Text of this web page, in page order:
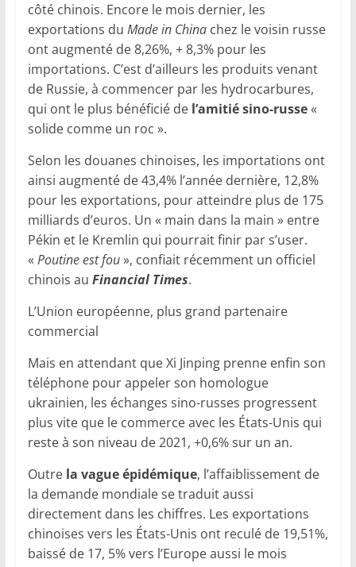
côté chinois. Encore le mois dernier, les
exportations du Made in Chinachez le voisin russe
ont augmenté de 8,26%, + 8,3% pour les
importations. C’est d’ailleurs les produits venant
de Russie, à commencer par les hydrocarbures,
qui ont le plus bénéficié de l’amitié sino-russe«
solide comme un roc ».
Selon les douanes chinoises, les importations ont
ainsi augmenté de 43,4% l’année dernière, 12,8%
pour les exportations, pour atteindre plus de 175
milliards d’euros. Un « main dans la main » entre
Pékin et le Kremlin qui pourrait finir par s’user.
« Poutine est fou», confiait récemment un officiel
chinois au Financial Times.
L’Union européenne, plus grand partenaire
commercial
Mais en attendant que Xi Jinping prenne enfin son
téléphone pour appeler son homologue
ukrainien, les échanges sino-russes progressent
plus vite que le commerce avec les États-Unis qui
reste à son niveau de 2021, +0,6% sur un an.
Outre la vague épidémique, l’affaiblissement de
la demande mondiale se traduit aussi
directement dans les chiffres. Les exportations
chinoises vers les États-Unis ont reculé de 19,51%,
baissé de 17, 5% vers l’Europe aussi le mois